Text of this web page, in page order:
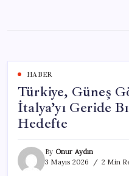
content
HABER
Türkiye, Güneş
İtalya’yı Geride
Hedefte
By Onur Aydın
3 Mayıs 2026
2 Min